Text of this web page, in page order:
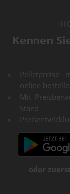
Kennen
Pelletpreise
online
Mit
Stand
oder